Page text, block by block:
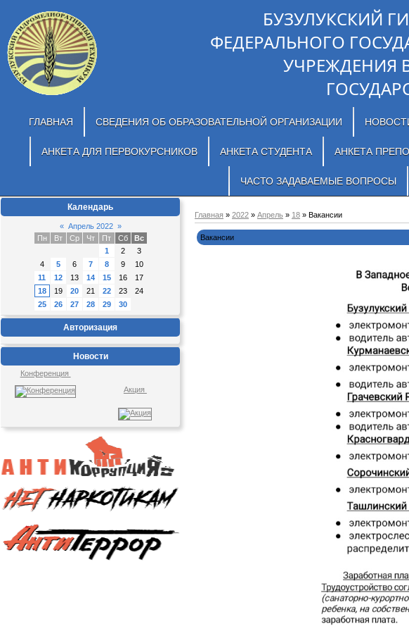
БУЗУЛУКСКИЙ
ФЕДЕРАЛЬНОГО
УЧРЕЖДЕНИЯ
ГЛАВНАЯ СВЕДЕНИЯ ОБ ОБРАЗОВАТЕЛЬНОЙ ОРГАНИЗАЦИИ
АНКЕТА ДЛЯ ПЕРВОКУРСНИКОВ АНКЕТА СТУДЕНТА АНКЕТА
ЧАСТО ЗАДАВАЕМЫЕ ВОПРОСЫ
Календарь
« Апрель 2022 »
Пн
Вт Ср Чт Пт Сб
Вс
1
2
3
4
5 6 7 8 9
10
11
12 13 14 15 16
17
18
19 20 21 22 23
24
25
26 27 28 29 30
Авторизация
Новости
Конференция
Акция
Главная » 2022 » Апрель » 18 » Вакансии
Вакансии